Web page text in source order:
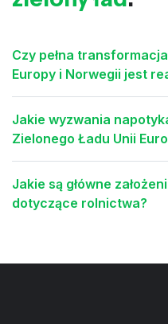
Czy pełna
Europy i Norwegii jest
Jakie wyzwania
Zielonego Ładu Unii
Jakie są główne
dotyczące rolnictwa?